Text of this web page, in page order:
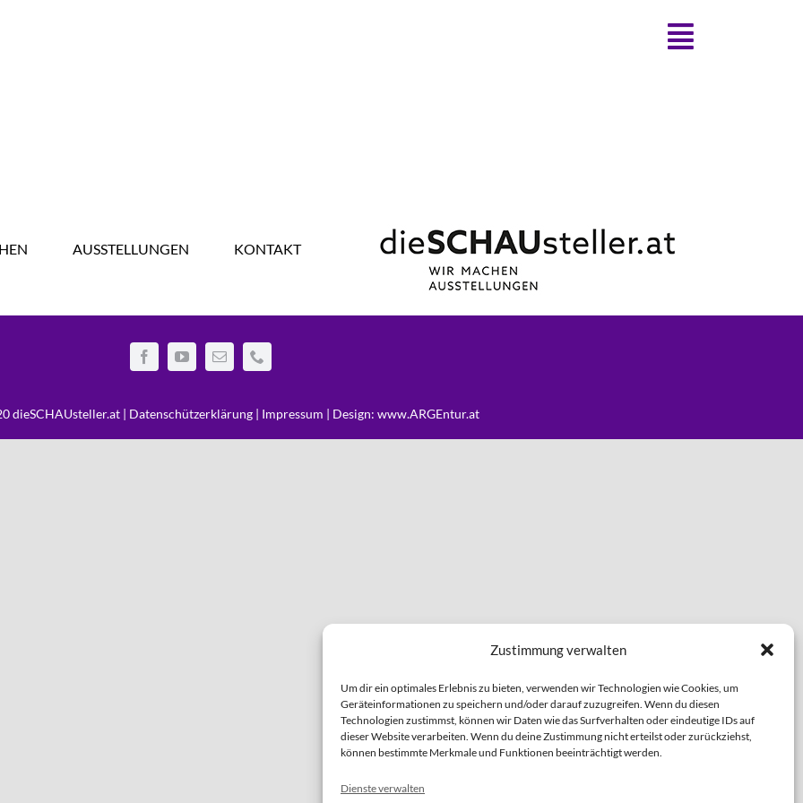
Zustimmung verwalten
Um dir ein optimales Erlebnis zu bieten, verwenden wir Technologien wie Cookies, um
Geräteinformationen zu speichern und/oder darauf zuzugreifen. Wenn du diesen
Technologien zustimmst, können wir Daten wie das Surfverhalten oder eindeutige IDs auf
dieser Website verarbeiten. Wenn du deine Zustimmung nicht erteilst oder zurückziehst,
können bestimmte Merkmale und Funktionen beeinträchtigt werden.
Dienste verwalten
AUSSTELLUNGEN KONTAKT
dieSCHAUsteller.at | Datenschützerklärung | Impressum | Design: www.ARGEntur.at